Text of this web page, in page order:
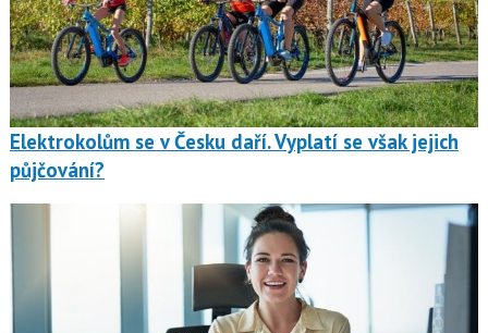
Elektrokolům se v Česku daří. Vyplatí se však jejich
půjčování?